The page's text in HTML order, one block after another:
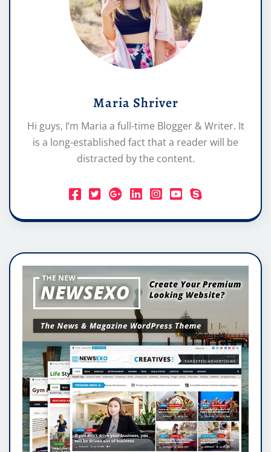
Maria Shriver
Hi guys, I’m Maria a full-time Blogger & Writer. It
is a long-established fact that a reader will be
distracted by the content.